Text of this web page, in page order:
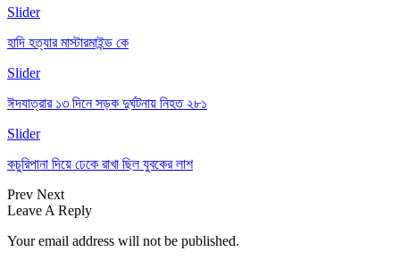
Slider
হাদি হত্যার মাস্টারমাইন্ড কে
Slider
ঈদযাত্রার ১৩ দিনে সড়ক দুর্ঘটনায় নিহত ২৮১
Slider
কচুরিপানা দিয়ে ঢেকে রাখা ছিল যুবকের লাশ
Prev Next
Leave A Reply
Your email address will not be published.